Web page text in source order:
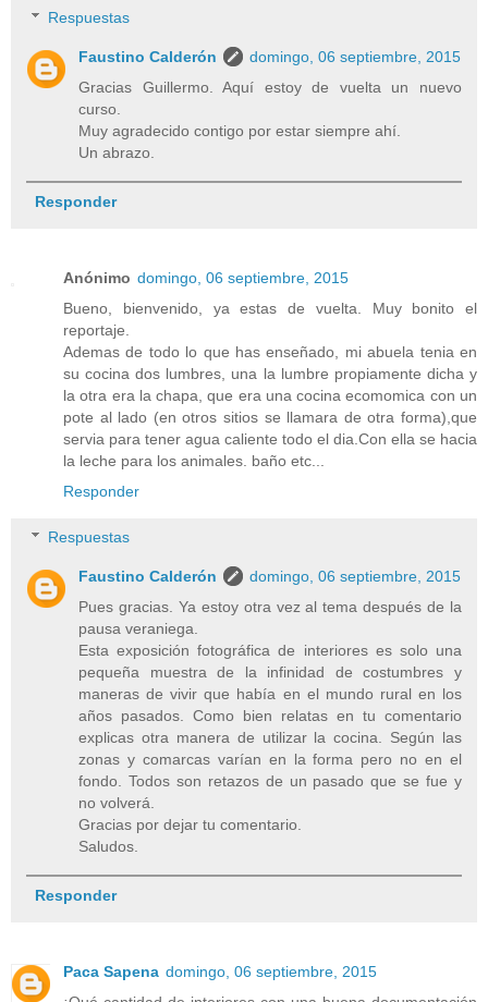
Respuestas
Faustino Calderón
domingo, 06 septiembre, 2015
Gracias Guillermo. Aquí estoy de vuelta un nuevo
curso.
Muy agradecido contigo por estar siempre ahí.
Un abrazo.
Responder
Anónimo domingo, 06 septiembre, 2015
Bueno, bienvenido, ya estas de vuelta. Muy bonito el
reportaje.
Ademas de todo lo que has enseñado, mi abuela tenia en
su cocina dos lumbres, una la lumbre propiamente dicha y
la otra era la chapa, que era una cocina ecomomica con un
pote al lado (en otros sitios se llamara de otra forma),que
servia para tener agua caliente todo el dia.Con ella se hacia
la leche para los animales. baño etc...
Responder
Respuestas
Faustino Calderón
domingo, 06 septiembre, 2015
Pues gracias. Ya estoy otra vez al tema después de la
pausa veraniega.
Esta exposición fotográfica de interiores es solo una
pequeña muestra de la infinidad de costumbres y
maneras de vivir que había en el mundo rural en los
años pasados. Como bien relatas en tu comentario
explicas otra manera de utilizar la cocina. Según las
zonas y comarcas varían en la forma pero no en el
fondo. Todos son retazos de un pasado que se fue y
no volverá.
Gracias por dejar tu comentario.
Saludos.
Responder
Paca Sapena domingo, 06 septiembre, 2015